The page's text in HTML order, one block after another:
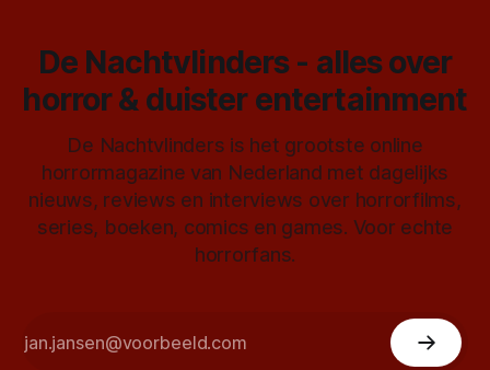
De Nachtvlinders - alles over
horror & duister entertainment
De Nachtvlinders is het grootste online
horrormagazine van Nederland met dagelijks
nieuws, reviews en interviews over horrorfilms,
series, boeken, comics en games. Voor echte
horrorfans.